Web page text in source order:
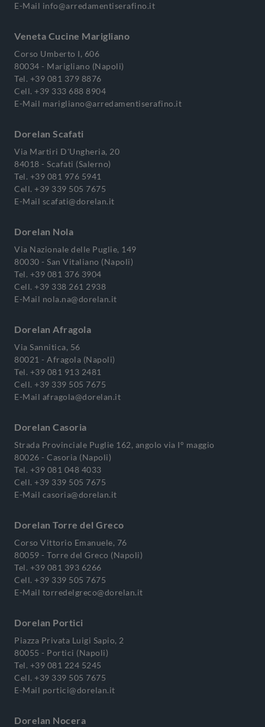
E-Mail info@arredamentiserafino.it
Veneta Cucine Marigliano
Corso Umberto I, 606
80034 - Marigliano (Napoli)
Tel. +39 081 379 8876
Cell. +39 333 688 8904
E-Mail marigliano@arredamentiserafino.it
Dorelan Scafati
Via Martiri D'Ungheria, 20
84018 - Scafati (Salerno)
Tel. +39 081 976 5941
Cell. +39 339 505 7675
E-Mail scafati@dorelan.it
Dorelan Nola
Via Nazionale delle Puglie, 149
80030 - San Vitaliano (Napoli)
Tel. +39 081 376 3904
Cell. +39 338 261 2938
E-Mail nola.na@dorelan.it
Dorelan Afragola
Via Sannitica, 56
80021 - Afragola (Napoli)
Tel. +39 081 913 2481
Cell. +39 339 505 7675
E-Mail afragola@dorelan.it
Dorelan Casoria
Strada Provinciale Puglie 162, angolo via I° maggio
80026 - Casoria (Napoli)
Tel. +39 081 048 4033
Cell. +39 339 505 7675
E-Mail casoria@dorelan.it
Dorelan Torre del Greco
Corso Vittorio Emanuele, 76
80059 - Torre del Greco (Napoli)
Tel. +39 081 393 6266
Cell. +39 339 505 7675
E-Mail torredelgreco@dorelan.it
Dorelan Portici
Piazza Privata Luigi Sapio, 2
80055 - Portici (Napoli)
Tel. +39 081 224 5245
Cell. +39 339 505 7675
E-Mail portici@dorelan.it
Dorelan Nocera